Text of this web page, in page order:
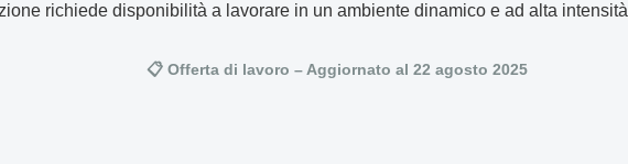
richiede disponibilità a lavorare in un ambiente dinamico e ad alta intensità
📋 Offerta di lavoro – Aggiornato al 22 agosto 2025